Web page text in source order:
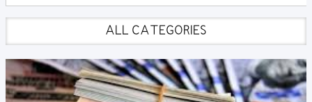
ALL CATEGORIES